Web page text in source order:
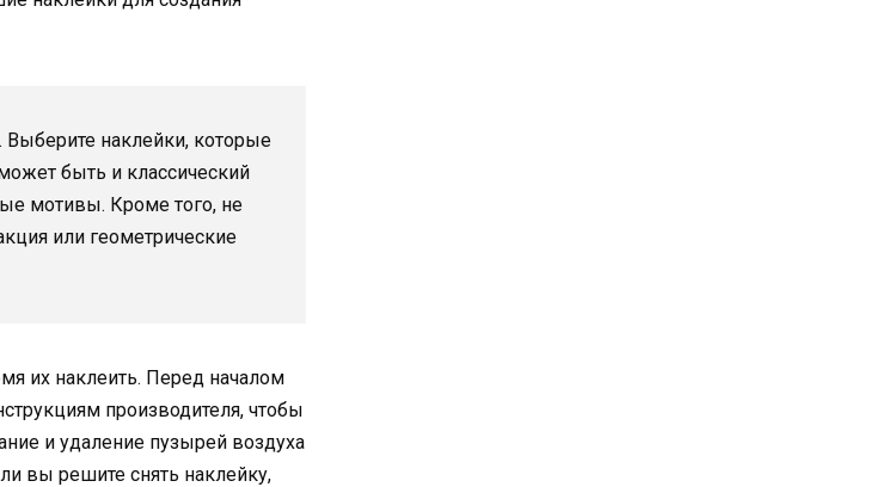
наклейки, которые
быть и классический
мотивы. Кроме того, не
или геометрические
их наклеить. Перед началом
производителя, чтобы
и удаление пузырей воздуха
вы решите снять наклейку,